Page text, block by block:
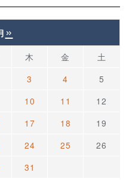
»
木 金
土
3 4
5
10 11
12
17 18
19
24 25
26
31